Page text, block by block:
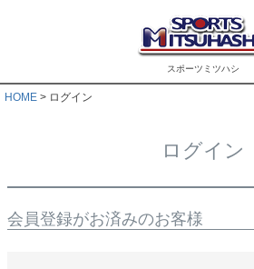
スポーツミツハシ
HOME ログイン
ログイン
会員登録がお済みのお客様